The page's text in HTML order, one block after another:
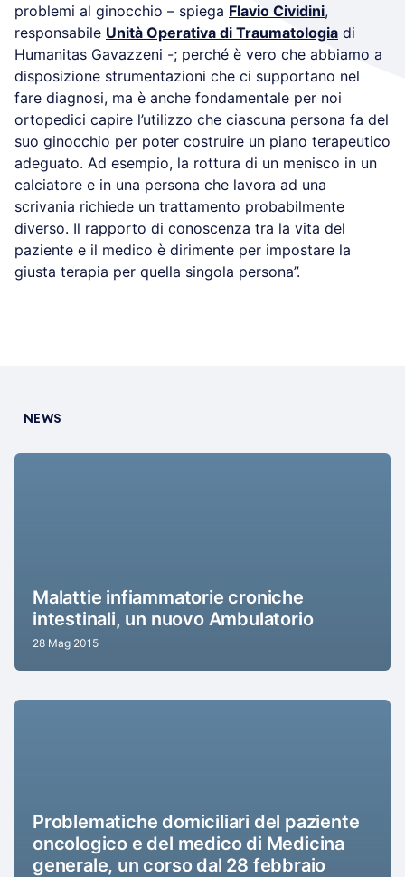
problemi al ginocchio – spiega Flavio Cividini,
responsabile Unità Operativa di Traumatologia di
Humanitas Gavazzeni -; perché è vero che abbiamo a
disposizione strumentazioni che ci supportano nel
fare diagnosi, ma è anche fondamentale per noi
ortopedici capire l’utilizzo che ciascuna persona fa del
suo ginocchio per poter costruire un piano terapeutico
adeguato. Ad esempio, la rottura di un menisco in un
calciatore e in una persona che lavora ad una
scrivania richiede un trattamento probabilmente
diverso. Il rapporto di conoscenza tra la vita del
paziente e il medico è dirimente per impostare la
giusta terapia per quella singola persona”.
NEWS
Malattie infiammatorie croniche
intestinali, un nuovo Ambulatorio
28 Mag 2015
Problematiche domiciliari del paziente
oncologico e del medico di Medicina
generale, un corso dal 28 febbraio